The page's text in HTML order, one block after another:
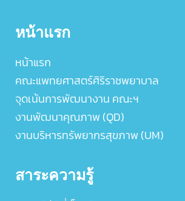
หน้าแรก
หน้าแรก
คณะแพทยศาสตร์ศิริราชพยาบาล
จุดเน้นการพัฒนางาน คณะฯ
งานพัฒนาคุณภาพ (QD)
งานบริหารทรัพยากรสุขภาพ (UM)
สาระความรู้